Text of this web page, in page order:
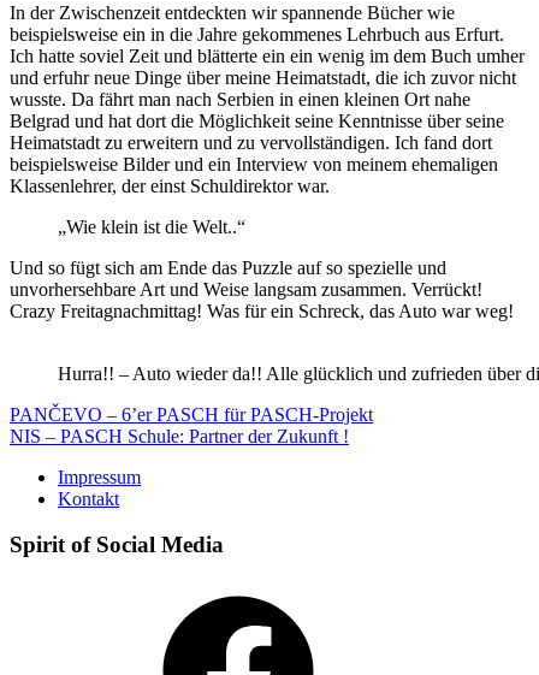
In der Zwischenzeit entdeckten wir spannende Bücher wie
beispielsweise ein in die Jahre gekommenes Lehrbuch aus Erfurt.
Ich hatte soviel Zeit und blätterte ein ein wenig im dem Buch umher
und erfuhr neue Dinge über meine Heimatstadt, die ich zuvor nicht
wusste. Da fährt man nach Serbien in einen kleinen Ort nahe
Belgrad und hat dort die Möglichkeit seine Kenntnisse über seine
Heimatstadt zu erweitern und zu vervollständigen. Ich fand dort
beispielsweise Bilder und ein Interview von meinem ehemaligen
Klassenlehrer, der einst Schuldirektor war.
„Wie klein ist die Welt..“
Und so fügt sich am Ende das Puzzle auf so spezielle und
unvorhersehbare Art und Weise langsam zusammen. Verrückt!
Crazy Freitagnachmittag! Was für ein Schreck, das Auto war weg!
Hurra!! – Auto wieder da!! Alle glücklich und zufrieden über
Beitragsnavigation
PANČEVO – 6’er PASCH für PASCH-Projekt
NIS – PASCH Schule: Partner der Zukunft !
Impressum
Kontakt
Spirit of Social Media